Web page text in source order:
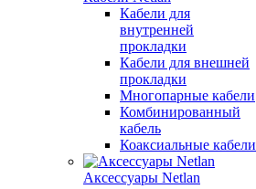
Кабели для
внутренней
прокладки
Кабели для внешней
прокладки
Многопарные кабели
Комбинированный
кабель
Коаксиальные кабели
Аксессуары Netlan